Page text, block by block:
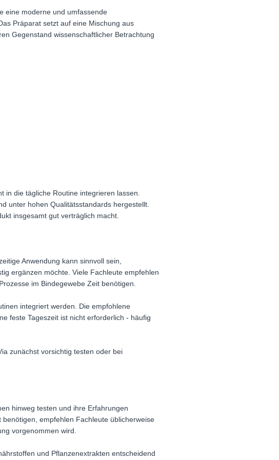
eine moderne und umfassende
Präparat setzt auf eine Mischung aus
Gegenstand wissenschaftlicher Betrachtung
in die tägliche Routine integrieren lassen.
unter hohen Qualitätsstandards hergestellt.
insgesamt gut verträglich macht.
Anwendung kann sinnvoll sein,
ergänzen möchte. Viele Fachleute empfehlen
im Bindegewebe Zeit benötigen.
integriert werden. Die empfohlene
feste Tageszeit ist nicht erforderlich - häufig
zunächst vorsichtig testen oder bei
hinweg testen und ihre Erfahrungen
empfehlen Fachleute üblicherweise
vorgenommen wird.
und Pflanzenextrakten entscheidend